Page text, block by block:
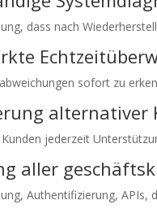
dass nach
sofort zu
alternativer
jederzeit
aller
Authentifizierung, APIs,